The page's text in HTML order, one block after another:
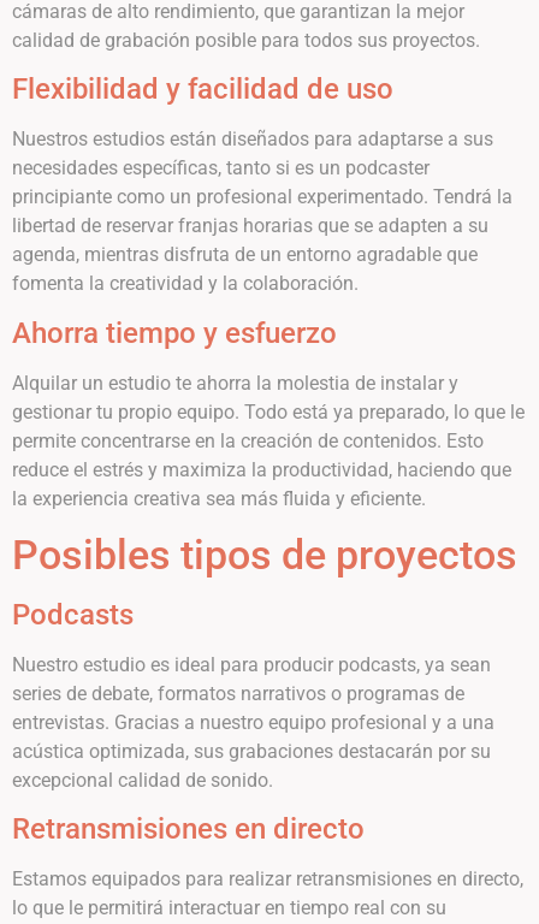
cámaras de alto rendimiento, que garantizan la mejor
calidad de grabación posible para todos sus proyectos.
Flexibilidad y facilidad de uso
Nuestros estudios están diseñados para adaptarse a sus
necesidades específicas, tanto si es un podcaster
principiante como un profesional experimentado. Tendrá la
libertad de reservar franjas horarias que se adapten a su
agenda, mientras disfruta de un entorno agradable que
fomenta la creatividad y la colaboración.
Ahorra tiempo y esfuerzo
Alquilar un estudio te ahorra la molestia de instalar y
gestionar tu propio equipo. Todo está ya preparado, lo que le
permite concentrarse en la creación de contenidos. Esto
reduce el estrés y maximiza la productividad, haciendo que
la experiencia creativa sea más fluida y eficiente.
Posibles tipos de proyectos
Podcasts
Nuestro estudio es ideal para producir podcasts, ya sean
series de debate, formatos narrativos o programas de
entrevistas. Gracias a nuestro equipo profesional y a una
acústica optimizada, sus grabaciones destacarán por su
excepcional calidad de sonido.
Retransmisiones en directo
Estamos equipados para realizar retransmisiones en directo,
lo que le permitirá interactuar en tiempo real con su